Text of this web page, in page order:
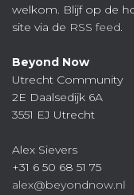
welkom. Blijf op de
site via de RSS feed.
Beyond Now
Utrecht Community
2E Daalsedijk 6A
3551 EJ Utrecht
Alex Sievers
+31 6 50 68 51 75
alex@beyondnow.nl